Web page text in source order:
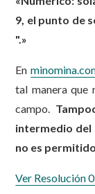
9, el punto de
".»
En
tal manera que
campo.
intermedio del
no es
Ver Resolución